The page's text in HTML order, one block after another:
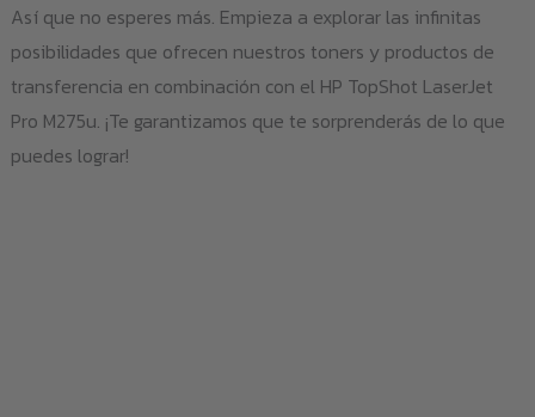
Así que no esperes más. Empieza a explorar las infinitas
posibilidades que ofrecen nuestros toners y productos de
transferencia en combinación con el HP TopShot LaserJet
Pro M275u. ¡Te garantizamos que te sorprenderás de lo que
puedes lograr!